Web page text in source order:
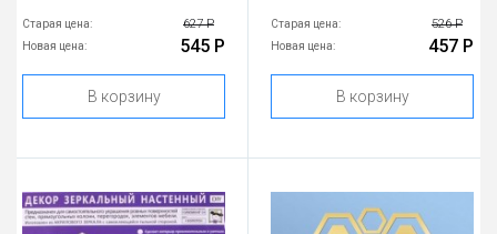
Старая цена: 627 Р
Новая цена: 545 Р
В корзину
Старая цена: 526 Р
Новая цена: 457 Р
В корзину